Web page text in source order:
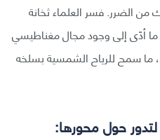
الضرر. فسر العلماء ثخانة
أدّى إلى وجود مجال مغناطيسي
سمح للرياح الشمسية بسلخه